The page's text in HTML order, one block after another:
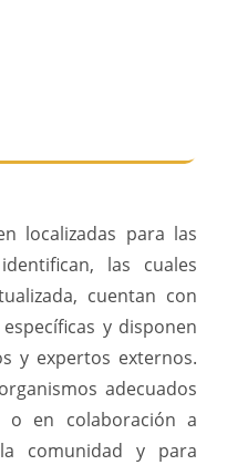
localizadas para las
las cuales
cuentan con
y disponen
y expertos externos.
adecuados
o en colaboración a
comunidad y para